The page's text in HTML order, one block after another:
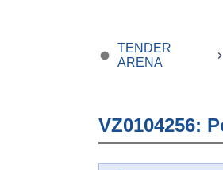
fiber_manual_record
TENDER
ARENA
keyboard_arrow_right
VZ0104256: